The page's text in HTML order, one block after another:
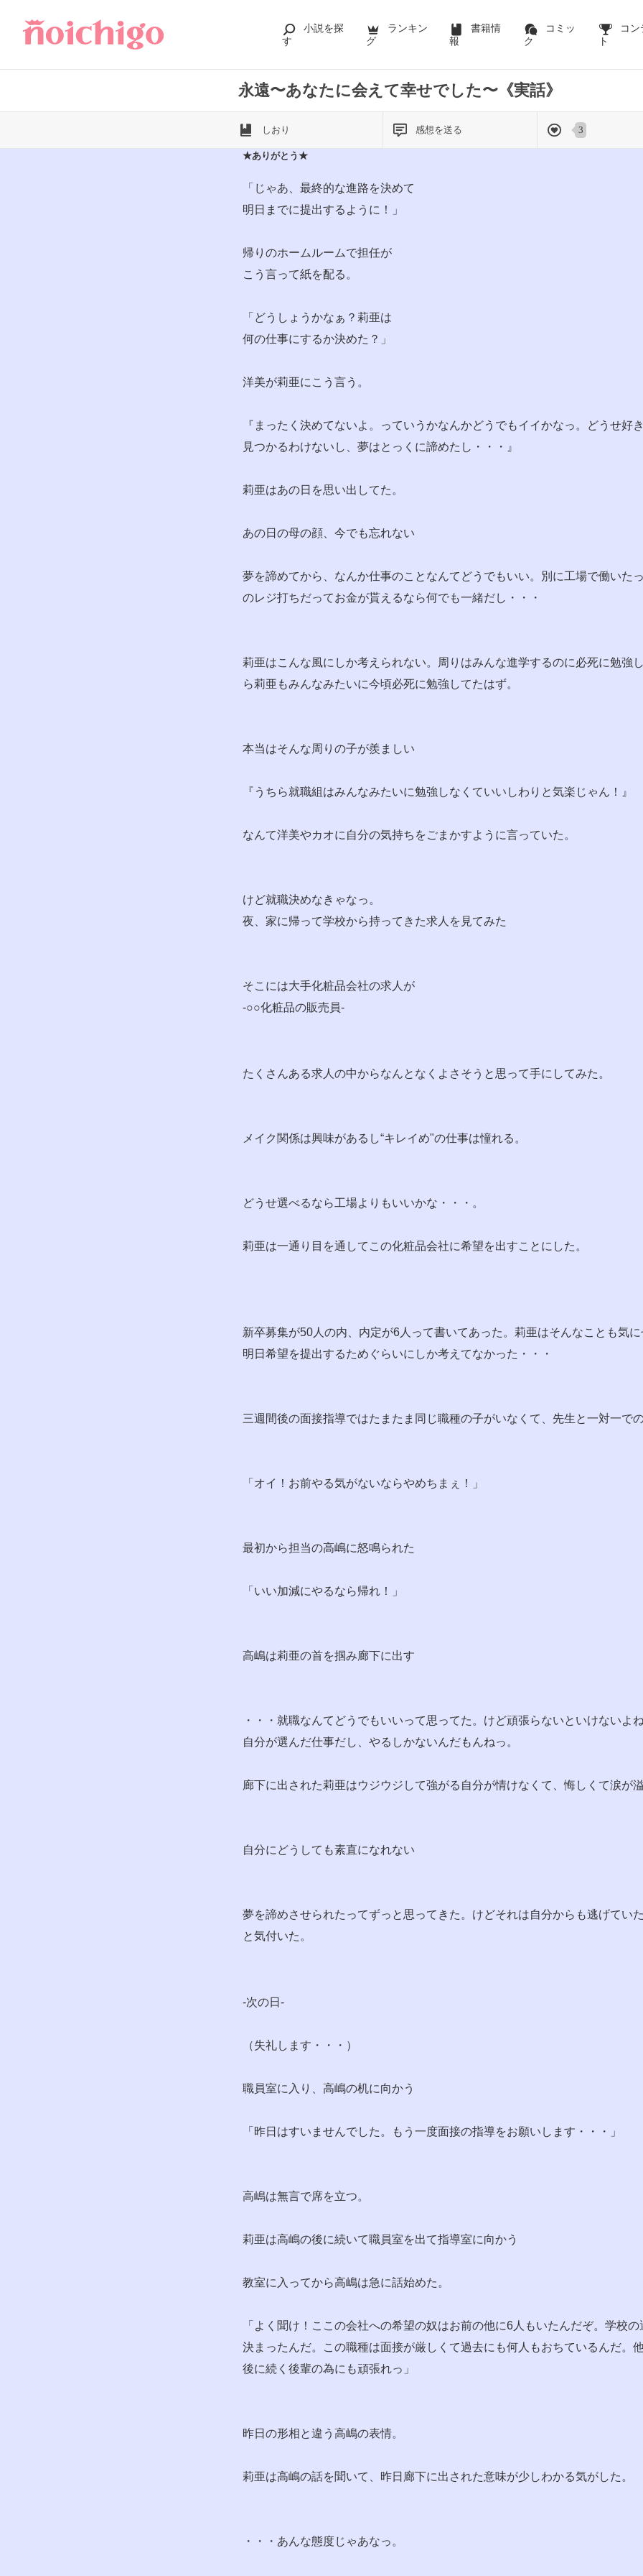
小説を探
す
ランキン
グ
書籍情
報
コミッ
ク
コン
ト
永遠〜あなたに会えて幸せでした〜《実話》
しおり 感想を送る 3
前のページを表示する
★ありがとう★
「じゃあ、最終的な進路を決めて
明日までに提出するように！」
帰りのホームルームで担任が
こう言って紙を配る。
「どうしょうかなぁ？莉亜は
何の仕事にするか決めた？」
洋美が莉亜にこう言う。
『まったく決めてないよ。っていうかなんかどうでもイイかなっ。どうせ好
見つかるわけないし、夢はとっくに諦めたし・・・』
莉亜はあの日を思い出してた。
あの日の母の顔、今でも忘れない
夢を諦めてから、なんか仕事のことなんてどうでもいい。別に工場で働いた
のレジ打ちだってお金が貰えるなら何でも一緒だし・・・
莉亜はこんな風にしか考えられない。周りはみんな進学するのに必死に勉強
ら莉亜もみんなみたいに今頃必死に勉強してたはず。
本当はそんな周りの子が羨ましい
『うちら就職組はみんなみたいに勉強しなくていいしわりと気楽じゃん！』
なんて洋美やカオに自分の気持ちをごまかすように言っていた。
けど就職決めなきゃなっ。
夜、家に帰って学校から持ってきた求人を見てみた
そこには大手化粧品会社の求人が
-○○化粧品の販売員-
たくさんある求人の中からなんとなくよさそうと思って手にしてみた。
メイク関係は興味があるし“キレイめ"の仕事は憧れる。
どうせ選べるなら工場よりもいいかな・・・。
莉亜は一通り目を通してこの化粧品会社に希望を出すことにした。
新卒募集が50人の内、内定が6人って書いてあった。莉亜はそんなことも気
明日希望を提出するためぐらいにしか考えてなかった・・・
三週間後の面接指導ではたまたま同じ職種の子がいなくて、先生と一対一での
「オイ！お前やる気がないならやめちまぇ！」
最初から担当の高嶋に怒鳴られた
「いい加減にやるなら帰れ！」
高嶋は莉亜の首を掴み廊下に出す
・・・就職なんてどうでもいいって思ってた。けど頑張らないといけないよね
自分が選んだ仕事だし、やるしかないんだもんねっ。
廊下に出された莉亜はウジウジして強がる自分が情けなくて、悔しくて涙が溢
自分にどうしても素直になれない
夢を諦めさせられたってずっと思ってきた。けどそれは自分からも逃げてい
と気付いた。
-次の日-
（失礼します・・・）
職員室に入り、高嶋の机に向かう
「昨日はすいませんでした。もう一度面接の指導をお願いします・・・」
高嶋は無言で席を立つ。
莉亜は高嶋の後に続いて職員室を出て指導室に向かう
教室に入ってから高嶋は急に話始めた。
「よく聞け！ここの会社への希望の奴はお前の他に6人もいたんだぞ。学校の
決まったんだ。この職種は面接が厳しくて過去にも何人もおちているんだ。
後に続く後輩の為にも頑張れっ」
昨日の形相と違う高嶋の表情。
莉亜は高嶋の話を聞いて、昨日廊下に出された意味が少しわかる気がした。
・・・あんな態度じゃあなっ。